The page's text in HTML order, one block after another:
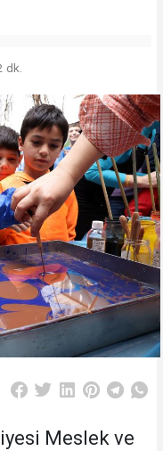
dk.
Meslek ve